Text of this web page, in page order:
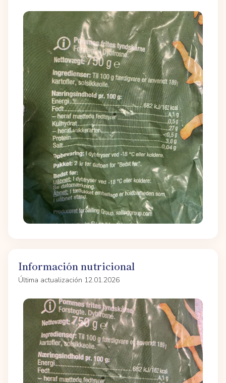
Información nutricional
Última actualización 12.01.2026